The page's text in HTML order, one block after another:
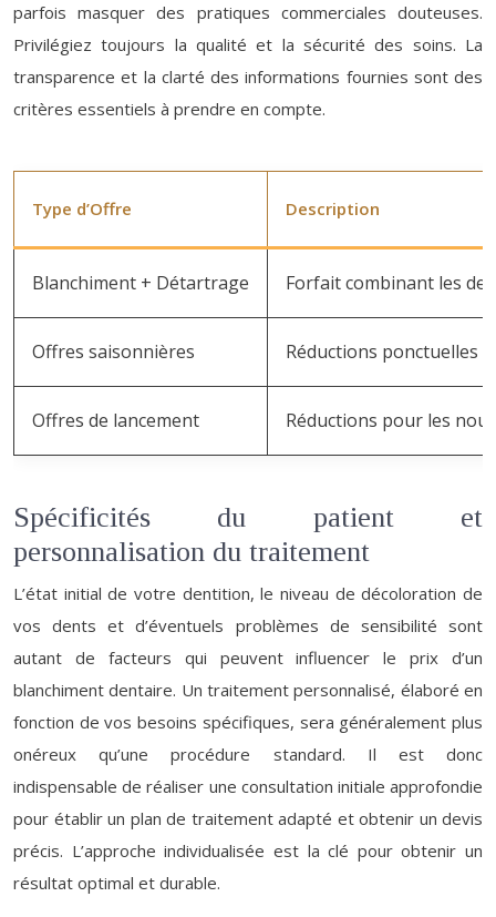
parfois masquer des pratiques commerciales douteuses.
Privilégiez toujours la qualité et la sécurité des soins. La
transparence et la clarté des informations fournies sont des
critères essentiels à prendre en compte.
Type d’Offre Description
Blanchiment + Détartrage Forfait combinant les
Offres saisonnières Réductions ponctuelles
Offres de lancement Réductions pour les
Spécificités du patient et
personnalisation du traitement
L’état initial de votre dentition, le niveau de décoloration de
vos dents et d’éventuels problèmes de sensibilité sont
autant de facteurs qui peuvent influencer le prix d’un
blanchiment dentaire. Un traitement personnalisé, élaboré en
fonction de vos besoins spécifiques, sera généralement plus
onéreux qu’une procédure standard. Il est donc
indispensable de réaliser une consultation initiale approfondie
pour établir un plan de traitement adapté et obtenir un devis
précis. L’approche individualisée est la clé pour obtenir un
résultat optimal et durable.